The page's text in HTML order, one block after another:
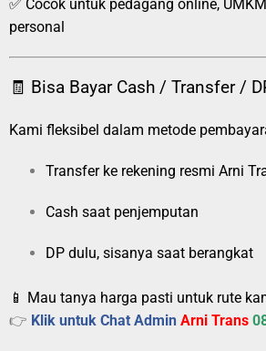
✅ Cocok untuk pedagang online,
personal
🧾 Bisa Bayar Cash / Transfer /
Kami fleksibel dalam metode
Transfer ke rekening resmi Arni
Cash saat penjemputan
DP dulu, sisanya saat berangkat
📱 Mau tanya harga pasti untuk rute
👉 Klik untuk Chat Admin Arni Trans